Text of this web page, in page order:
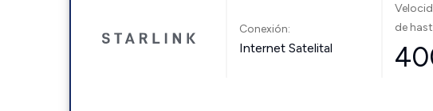
Conexión:
Internet Satelital
de